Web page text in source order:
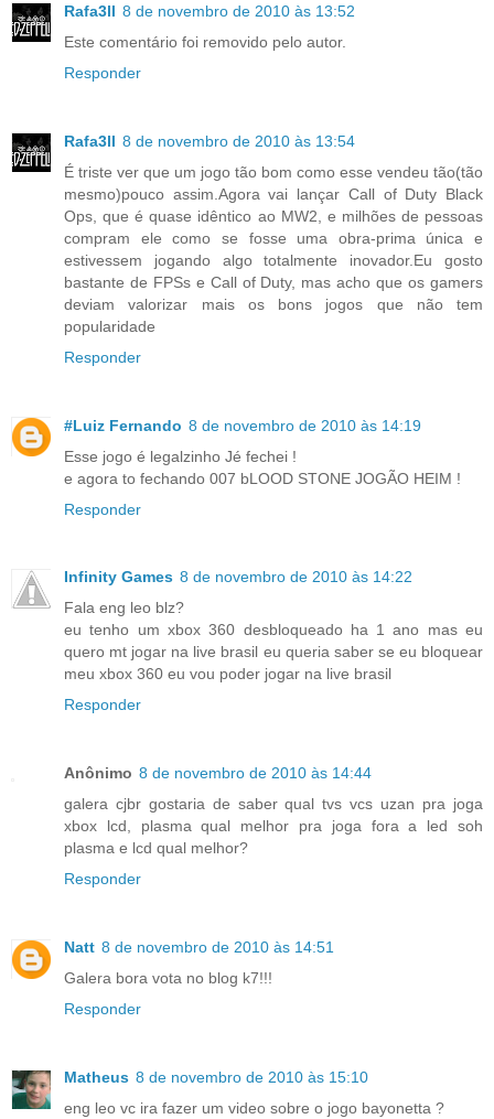
Rafa3ll 8 de novembro de 2010 às 13:52
Este comentário foi removido pelo autor.
Responder
Rafa3ll 8 de novembro de 2010 às 13:54
É triste ver que um jogo tão bom como esse vendeu tão(tão
mesmo)pouco assim.Agora vai lançar Call of Duty Black
Ops, que é quase idêntico ao MW2, e milhões de pessoas
compram ele como se fosse uma obra-prima única e
estivessem jogando algo totalmente inovador.Eu gosto
bastante de FPSs e Call of Duty, mas acho que os gamers
deviam valorizar mais os bons jogos que não tem
popularidade
Responder
#Luiz Fernando 8 de novembro de 2010 às 14:19
Esse jogo é legalzinho Jé fechei !
e agora to fechando 007 bLOOD STONE JOGÃO HEIM !
Responder
Infinity Games 8 de novembro de 2010 às 14:22
Fala eng leo blz?
eu tenho um xbox 360 desbloqueado ha 1 ano mas eu
quero mt jogar na live brasil eu queria saber se eu bloquear
meu xbox 360 eu vou poder jogar na live brasil
Responder
Anônimo 8 de novembro de 2010 às 14:44
galera cjbr gostaria de saber qual tvs vcs uzan pra joga
xbox lcd, plasma qual melhor pra joga fora a led soh
plasma e lcd qual melhor?
Responder
Natt 8 de novembro de 2010 às 14:51
Galera bora vota no blog k7!!!
Responder
Matheus 8 de novembro de 2010 às 15:10
eng leo vc ira fazer um video sobre o jogo bayonetta ?